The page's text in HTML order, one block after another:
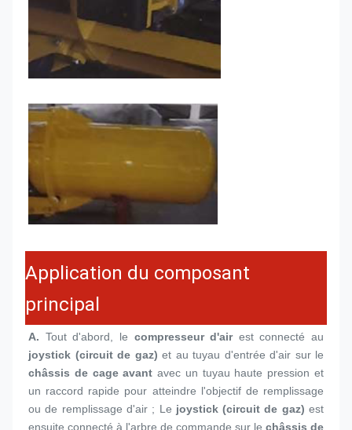
Application du composant
principal
A. Tout d'abord, le compresseur d'air
joystick (circuit de gaz)
châssis de cage avant avec un tuyau haute pression et
un raccord rapide pour atteindre l'objectif de remplissage
ou de remplissage d'air ; Le joystick (circuit de gaz) est
ensuite connecté à l'arbre de commande sur le châssis de